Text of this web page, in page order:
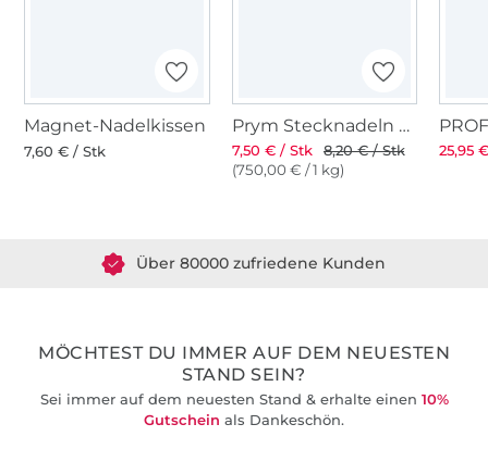
Nähanfängerinnen kommen damit gut klar.
Probleme, darfst du mich gerne anschreiben.
In meiner Facebook-Gruppe "Nähen mit
Küstenschnitt" findest Du Gleichgesinnte, mit
Magnet-Nadelkissen
7,60 € / Stk
Prym Stecknadeln mit Griff
7,50 € / Stk
8,20 € / Stk
(750,00 € / 1 kg)
25,95
MÖCHTEST DU IMMER AUF DEM NEUESTEN
STAND SEIN?
Sei immer auf dem neuesten Stand & erhalte einen 10%
Gutschein als Dankeschön.